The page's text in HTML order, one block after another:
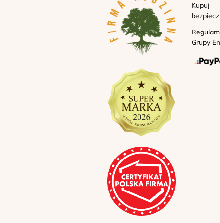
Kupuj
Grupy